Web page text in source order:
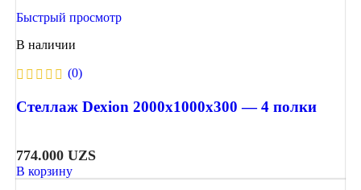
Быстрый просмотр
В наличии
(0)
Стеллаж Dexion 2000х1000х300 — 4 полки
774.000 UZS
В корзину